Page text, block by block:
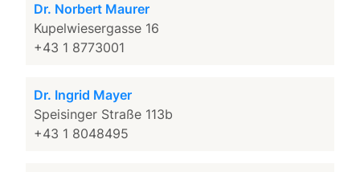
Dr. Norbert Maurer
Kupelwiesergasse 16
+43 1 8773001
Dr. Ingrid Mayer
Speisinger Straße 113b
+43 1 8048495